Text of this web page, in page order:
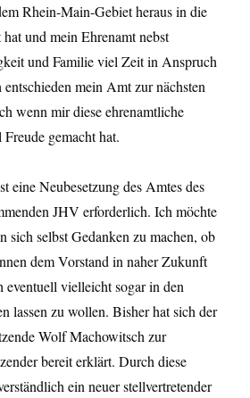
Rhein-Main-Gebiet heraus in die
und mein Ehrenamt nebst
und Familie viel Zeit in Anspruch
mein Amt zur nächsten
wenn mir diese ehrenamtliche
gemacht hat.
eine Neubesetzung des Amtes des
JHV erforderlich. Ich möchte
sich selbst Gedanken zu machen, ob
dem Vorstand in naher Zukunft
eventuell vielleicht sogar in den
lassen zu wollen. Bisher hat sich der
Wolf Machowitsch zur
bereit erklärt. Durch diese
ein neuer stellvertretender